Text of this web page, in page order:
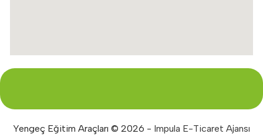
Yengeç Eğitim Araçları © 2026 - Impula E-Ticaret Ajansı